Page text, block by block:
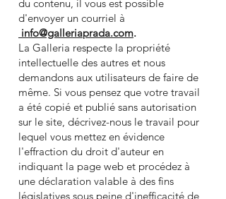
du contenu, il vous est possible
d'envoyer un courriel à
info@galleriaprada.com.
La Galleria respecte la propriété
intellectuelle des autres et nous
demandons aux utilisateurs de faire de
même. Si vous pensez que votre travail
a été copié et publié sans autorisation
sur le site, décrivez-nous le travail pour
lequel vous mettez en évidence
l'effraction du droit d'auteur en
indiquant la page web et procédez à
une déclaration valable à des fins
législatives sous peine d'inefficacité de